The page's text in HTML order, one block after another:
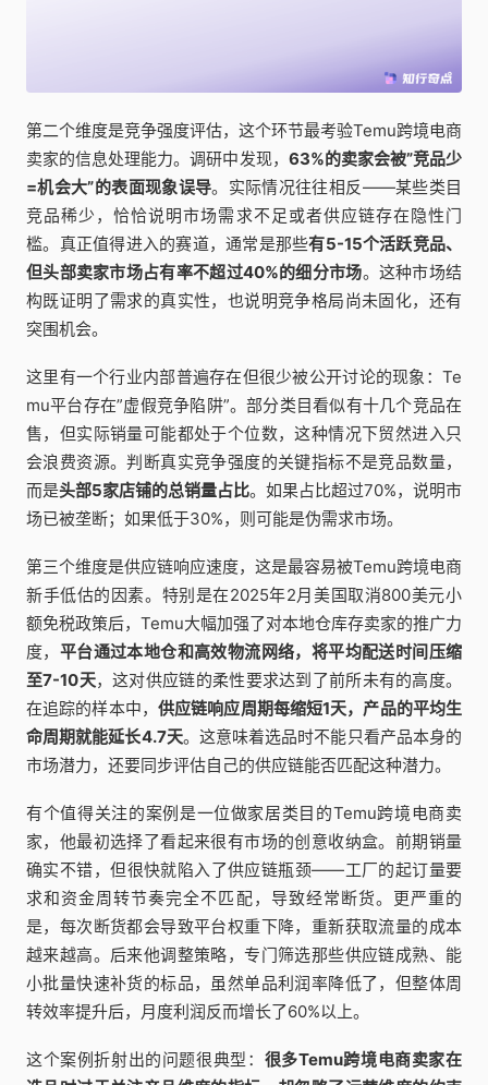
第二个维度是竞争强度评估，这个环节最考验Temu跨境电商
卖家的信息处理能力。调研中发现， 63%的卖家会被”竞品少
=机会大”的表面现象误导。实际情况往往相反——某些类目
竞品稀少，恰恰说明市场需求不足或者供应链存在隐性门
槛。真正值得进入的赛道，通常是那些有5-15个活跃竞品、
但头部卖家市场占有率不超过40%的细分市场。这种市场结
构既证明了需求的真实性，也说明竞争格局尚未固化，还有
突围机会。
这里有一个行业内部普遍存在但很少被公开讨论的现象：Te
mu平台存在”虚假竞争陷阱”。部分类目看似有十几个竞品在
售，但实际销量可能都处于个位数，这种情况下贸然进入只
会浪费资源。判断真实竞争强度的关键指标不是竞品数量，
而是头部5家店铺的总销量占比。如果占比超过70%，说明市
场已被垄断；如果低于30%，则可能是伪需求市场。
第三个维度是供应链响应速度，这是最容易被Temu跨境电商
新手低估的因素。特别是在2025年2月美国取消800美元小
额免税政策后，Temu大幅加强了对本地仓库存卖家的推广力
度， 平台通过本地仓和高效物流网络，将平均配送时间压缩
至7-10天，这对供应链的柔性要求达到了前所未有的高度。
在追踪的样本中， 供应链响应周期每缩短1天，产品的平均生
命周期就能延长4.7天。这意味着选品时不能只看产品本身的
市场潜力，还要同步评估自己的供应链能否匹配这种潜力。
有个值得关注的案例是一位做家居类目的Temu跨境电商卖
家，他最初选择了看起来很有市场的创意收纳盒。前期销量
确实不错，但很快就陷入了供应链瓶颈——工厂的起订量要
求和资金周转节奏完全不匹配，导致经常断货。更严重的
是，每次断货都会导致平台权重下降，重新获取流量的成本
越来越高。后来他调整策略，专门筛选那些供应链成熟、能
小批量快速补货的标品，虽然单品利润率降低了，但整体周
转效率提升后，月度利润反而增长了60%以上。
这个案例折射出的问题很典型： 很多Temu跨境电商卖家在